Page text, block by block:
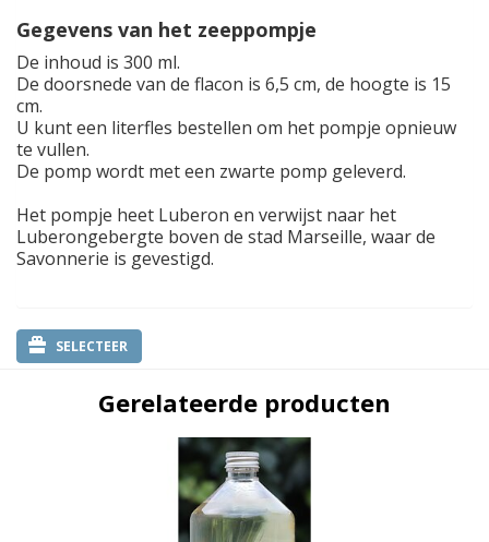
Gegevens van het zeeppompje
De inhoud is 300 ml.
De doorsnede van de flacon is 6,5 cm, de hoogte is 15
cm.
U kunt een literfles bestellen om het pompje opnieuw
te vullen.
De pomp wordt met een zwarte pomp geleverd.
Het pompje heet Luberon en verwijst naar het
Luberongebergte boven de stad Marseille, waar de
Savonnerie is gevestigd.
SELECTEER
Gerelateerde producten